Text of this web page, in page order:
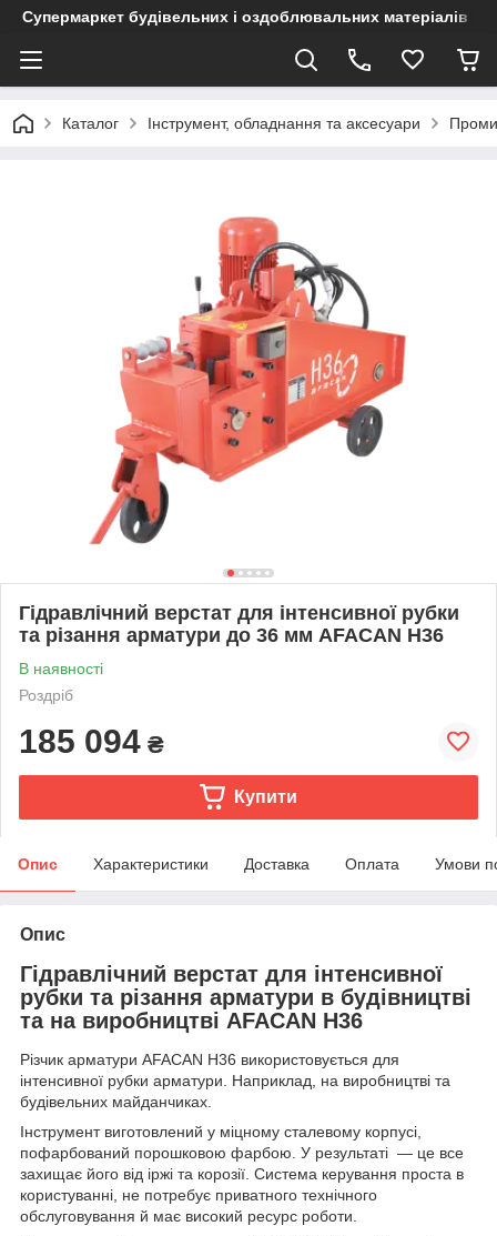
Супермаркет будівельних і оздоблювальних матеріалів
Каталог Інструмент, обладнання та аксесуари
Гідравлічний верстат для інтенсивної рубки
та різання арматури до 36 мм AFACAN Н36
В наявності
Роздріб
185 094 ₴
Купити
Опис Характеристики Доставка Оплата Умови
Опис
Гідравлічний верстат для інтенсивної
рубки та різання арматури в будівництві
та на виробництві AFACAN Н36
Різчик арматури AFACAN H36 використовується для
інтенсивної рубки арматури. Наприклад, на виробництві та
будівельних майданчиках.
Інструмент виготовлений у міцному сталевому корпусі,
пофарбований порошковою фарбою. У результаті — це все
захищає його від іржі та корозії. Система керування проста в
користуванні, не потребує приватного технічного
обслуговування й має високий ресурс роботи.